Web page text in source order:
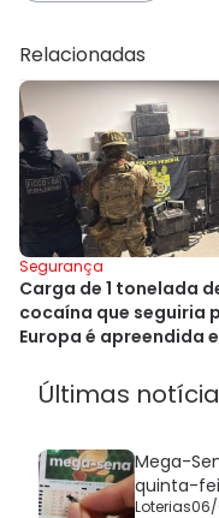
Relacionadas
Segurança
Carga de 1 tonelada
cocaína que seguiria
Europa é apreendida
Últimas
Mega-
quinta-
Loterias